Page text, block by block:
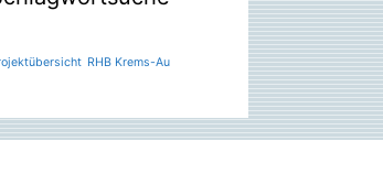
RHB Krems-Au